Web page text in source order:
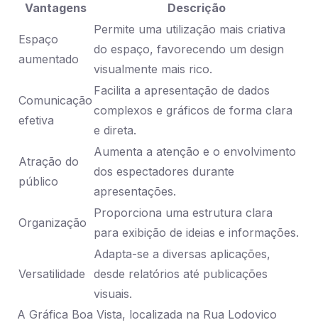
Vantagens Descrição
Espaço
aumentado
Permite uma utilização mais criativa
do espaço, favorecendo um design
visualmente mais rico.
Comunicação
efetiva
Facilita a apresentação de dados
complexos e gráficos de forma clara
e direta.
Atração do
público
Aumenta a atenção e o envolvimento
dos espectadores durante
apresentações.
Organização
Proporciona uma estrutura clara
para exibição de ideias e informações.
Versatilidade
Adapta-se a diversas aplicações,
desde relatórios até publicações
visuais.
A Gráfica Boa Vista, localizada na Rua Lodovico